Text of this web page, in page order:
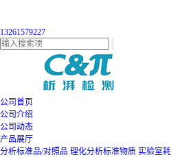
13261579227
公司首页
公司介绍
公司动态
产品展厅
分析标准品/对照品 理化分析标准物质 实验室